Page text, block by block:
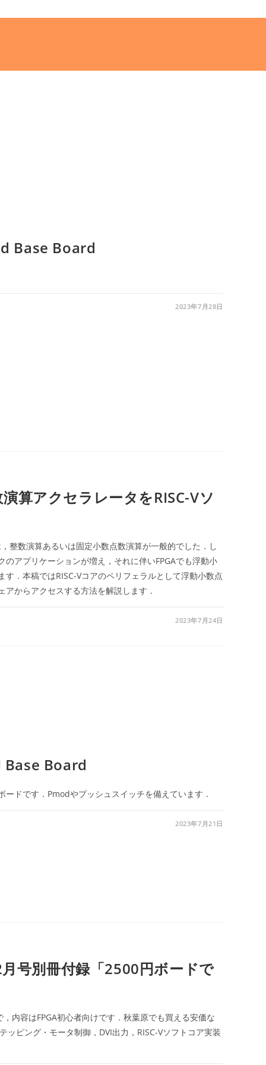
Base Board
2023年7月28日
算アクセラレータをRISC-Vソ
整数演算あるいは固定小数点数演算が一般的でした．し
アプリケーションが増え，それに伴いFPGAでも浮動小
．本稿ではRISC-Vコアのペリフェラルとして浮動小数点
からアクセスする方法を解説します．
2023年7月24日
Board
ドです．Pmodやプッシュスイッチを備えています．
2023年7月21日
号別冊付録「2500円ボードで
内容はFPGA初心者向けです．秋葉原でも買える安価な
ッピング・モータ制御，DVI出力，RISC-Vソフトコア実装